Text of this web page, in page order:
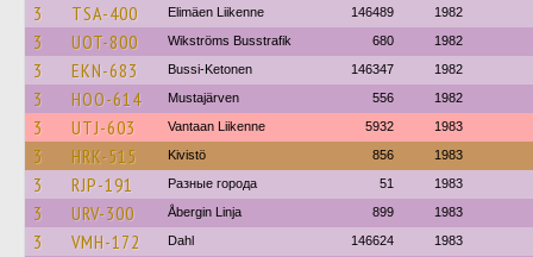
3 TSA-400 Elimäen Liikenne 146489 1982
3 UOT-800 Wikströms Busstrafik 680 1982
3 EKN-683 Bussi-Ketonen 146347 1982
3 HOO-614 Mustajärven 556 1982
3 UTJ-603 Vantaan Liikenne 5932 1983
3 HRK-515 Kivistö 856 1983
3 RJP-191 Разные города 51 1983
3 URV-300 Åbergin Linja 899 1983
3 VMH-172 Dahl 146624 1983